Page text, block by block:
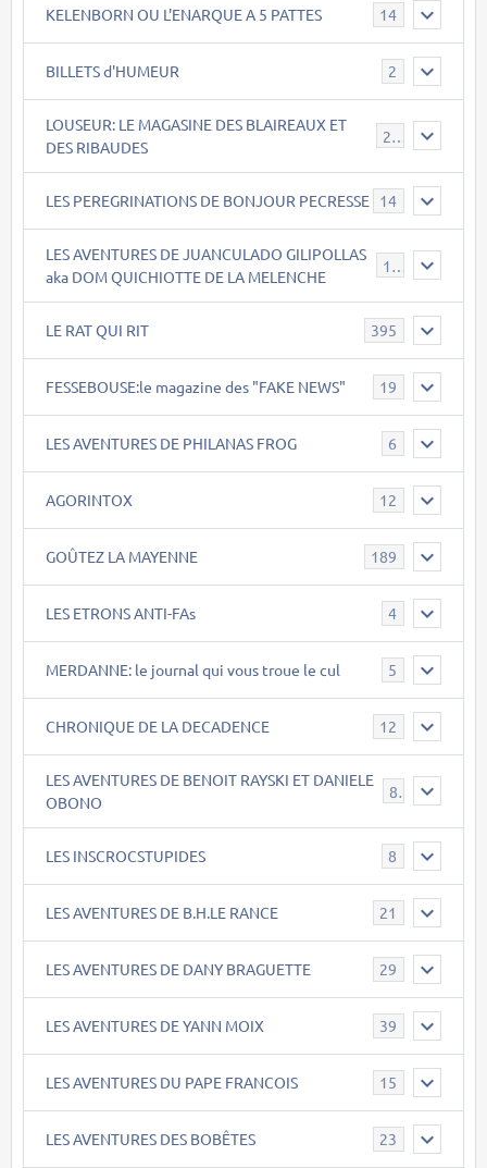
KELENBORN OU L'ENARQUE A 5 PATTES 14
BILLETS d'HUMEUR 2
LOUSEUR: LE MAGASINE DES BLAIREAUX ET
DES RIBAUDES
21
LES PEREGRINATIONS DE BONJOUR PECRESSE 14
LES AVENTURES DE JUANCULADO GILIPOLLAS
aka DOM QUICHIOTTE DE LA MELENCHE
119
LE RAT QUI RIT 395
FESSEBOUSE:le magazine des "FAKE NEWS" 19
LES AVENTURES DE PHILANAS FROG 6
AGORINTOX 12
GOÛTEZ LA MAYENNE 189
LES ETRONS ANTI-FAs 4
MERDANNE: le journal qui vous troue le cul 5
CHRONIQUE DE LA DECADENCE 12
LES AVENTURES DE BENOIT RAYSKI ET DANIELE
OBONO
8
LES INSCROCSTUPIDES 8
LES AVENTURES DE B.H.LE RANCE 21
LES AVENTURES DE DANY BRAGUETTE 29
LES AVENTURES DE YANN MOIX 39
LES AVENTURES DU PAPE FRANCOIS 15
LES AVENTURES DES BOBÊTES 23